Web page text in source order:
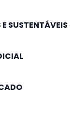
SUSTENTÁVEIS